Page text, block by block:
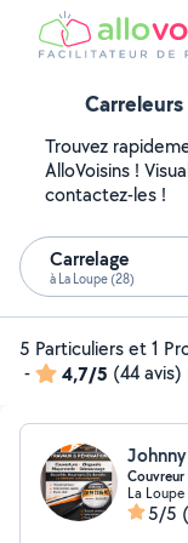
Trouvez
AlloVoisins !
contactez-les !
Carrelage
à La Loupe (28)
5 Particuliers et 1
-
4,7/5 (44 avis)
La
5/5